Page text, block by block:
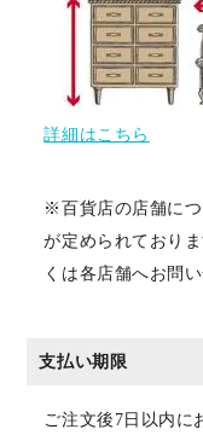
詳細はこちら
※百貨店の店舗に
が定められており
くは各店舗へお問
支払い期限
ご注文後7日以内に